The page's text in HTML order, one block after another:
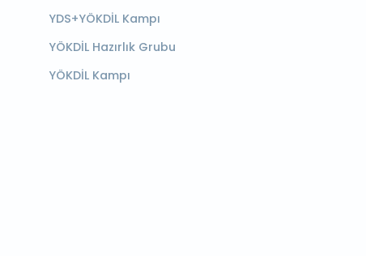
YDS+YÖKDİL Kampı
YÖKDİL Hazırlık Grubu
YÖKDİL Kampı